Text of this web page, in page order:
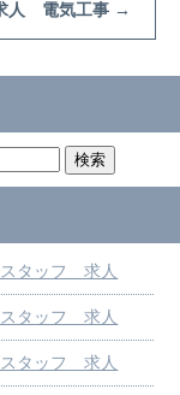
人 電気工事 →
タッフ 求人
タッフ 求人
タッフ 求人